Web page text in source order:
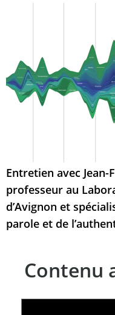
Entretien avec
professeur au
d’Avignon et
parole et de
Contenu